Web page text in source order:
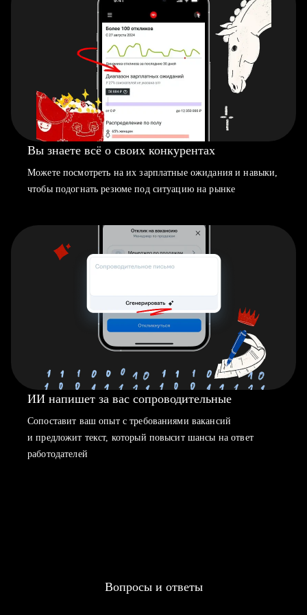
Вы знаете всё о своих конкурентах
Можете посмотреть на их зарплатные ожидания и навыки,
чтобы подогнать резюме под ситуацию на рынке
ИИ напишет за вас сопроводительные
Сопоставит ваш опыт с требованиями вакансий
и предложит текст, который повысит шансы на ответ
работодателей
Вопросы и ответы